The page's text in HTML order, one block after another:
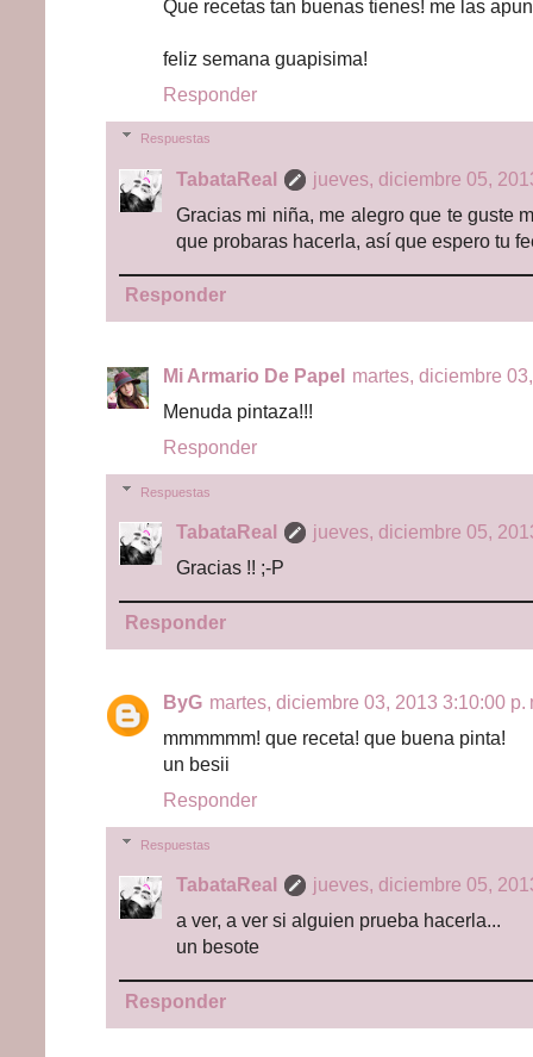
Que recetas tan buenas tienes! me las
feliz semana guapisima!
Responder
Respuestas
TabataReal
jueves, diciembre 05,
Gracias mi niña, me alegro que te guste
que probaras hacerla, así que espero tu
Responder
Mi Armario De Papel
martes, diciembre
Menuda pintaza!!!
Responder
Respuestas
TabataReal
jueves, diciembre 05,
Gracias !! ;-P
Responder
ByG martes, diciembre 03, 2013 3:10:00 p.
mmmmmm! que receta! que buena pinta!
un besii
Responder
Respuestas
TabataReal
jueves, diciembre 05,
a ver, a ver si alguien prueba hacerla...
un besote
Responder